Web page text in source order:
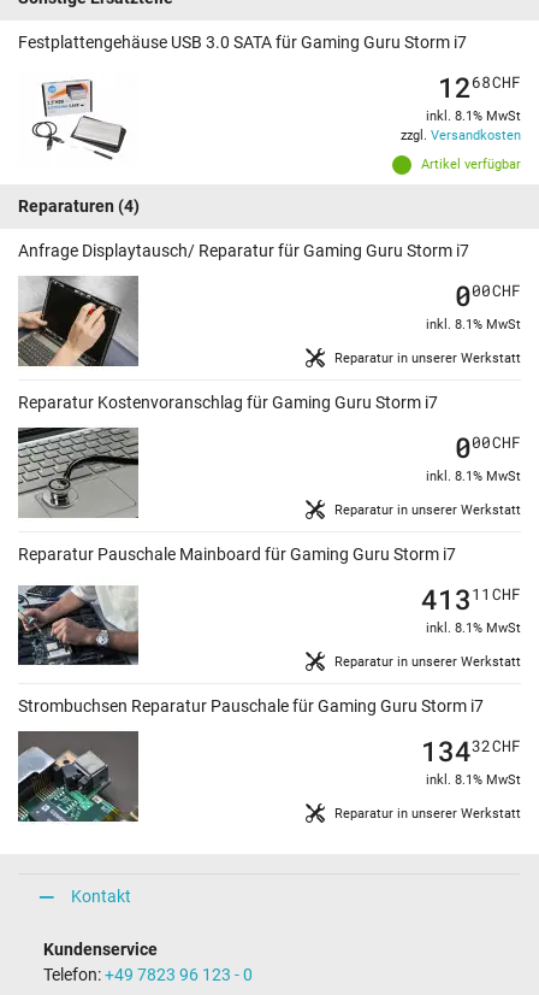
Festplattengehäuse USB 3.0 SATA für Gaming Guru Storm i7
Artikel verfügbar
1268CHF
inkl. 8.1% MwSt
zzgl. Versandkosten
Reparaturen (4)
Anfrage Displaytausch/ Reparatur für Gaming Guru Storm i7
Reparatur in unserer Werkstatt
000CHF
inkl. 8.1% MwSt
Reparatur Kostenvoranschlag für Gaming Guru Storm i7
Reparatur in unserer Werkstatt
000CHF
inkl. 8.1% MwSt
Reparatur Pauschale Mainboard für Gaming Guru Storm i7
Reparatur in unserer Werkstatt
41311 CHF
inkl. 8.1% MwSt
Strombuchsen Reparatur Pauschale für Gaming Guru Storm i7
Reparatur in unserer Werkstatt
13432CHF
inkl. 8.1% MwSt
Kontakt
Kundenservice
Telefon:+49 7823 96 123 - 0